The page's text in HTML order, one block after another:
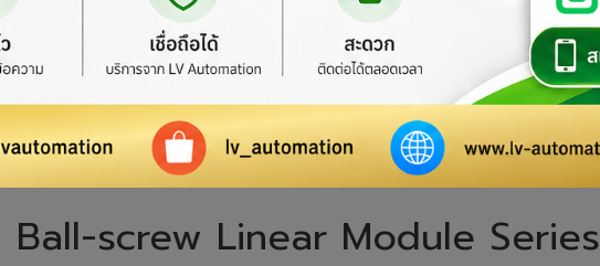
Single-asix Linear Actuators
Ball-screw Linear Module Series